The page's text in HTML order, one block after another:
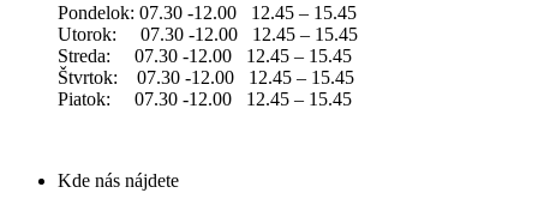
Pondelok: 07.30 -12.00 12.45 – 15.45
Utorok: 07.30 -12.00 12.45 – 15.45
Streda: 07.30 -12.00 12.45 – 15.45
Štvrtok: 07.30 -12.00 12.45 – 15.45
Piatok: 07.30 -12.00 12.45 – 15.45
Kde nás nájdete